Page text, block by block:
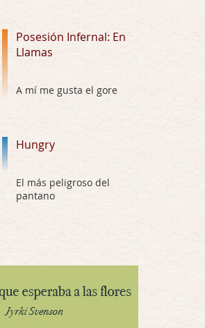
gore de Almas
día. Su duracion me ha …
En Llamas
ayer al cine y la ver …
Posesión Infernal: En
Llamas
A mí me gusta el gore
Hungry
El más peligroso del
pantano